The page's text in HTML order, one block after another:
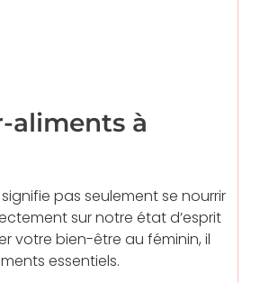
aliments à
pas seulement se nourrir
sur notre état d’esprit
votre bien-être au féminin, il
essentiels.